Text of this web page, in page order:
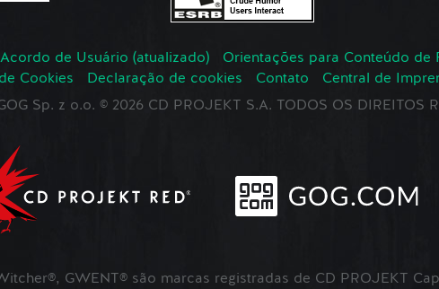
Acordo de Usuário (atualizado) Orientações para Conteúdo de
Cookies
Declaração de cookies Contato
Central de
Sp. z o.o. © 2026 CD PROJEKT S.A. TODOS OS DIREITOS
GWENT® são marcas registradas de CD PROJEKT